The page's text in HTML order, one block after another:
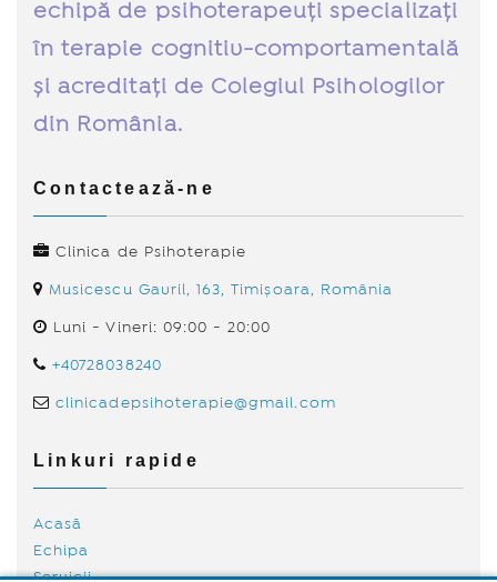
echipă de psihoterapeuți specializați
în terapie cognitiv-comportamentală
și acreditați de Colegiul Psihologilor
din România.
Contactează-ne
Clinica de Psihoterapie
Musicescu Gavril, 163, Timișoara, România
Luni - Vineri: 09:00 - 20:00
+40728038240
clinicadepsihoterapie@gmail.com
Linkuri rapide
Acasă
Echipa
Servicii